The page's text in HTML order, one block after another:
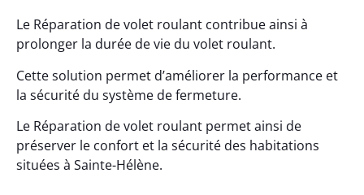
Le Réparation de volet roulant contribue ainsi à
prolonger la durée de vie du volet roulant.
Cette solution permet d’améliorer la performance et
la sécurité du système de fermeture.
Le Réparation de volet roulant permet ainsi de
préserver le confort et la sécurité des habitations
situées à Sainte-Hélène.